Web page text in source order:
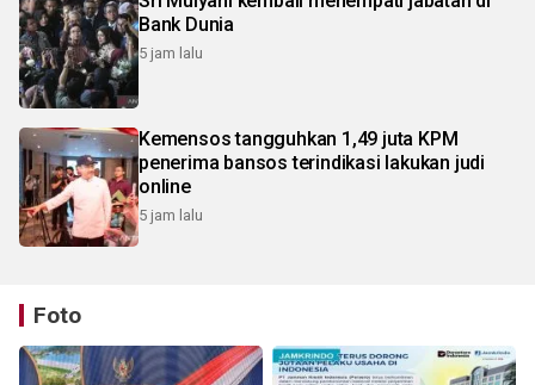
Bank Dunia
5 jam lalu
Kemensos tangguhkan 1,49 juta KPM
penerima bansos terindikasi lakukan judi
online
5 jam lalu
Foto